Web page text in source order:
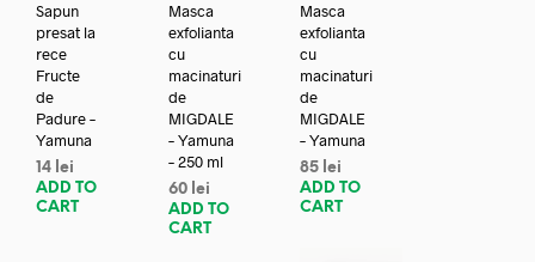
Sapun
presat la
rece
Fructe
de
Padure –
Yamuna
14 lei
ADD TO
CART
Masca
exfolianta
cu
macinaturi
de
MIGDALE
– Yamuna
– 250 ml
60 lei
ADD TO
CART
Masca
exfolianta
cu
macinaturi
de
MIGDALE
– Yamuna
85 lei
ADD TO
CART